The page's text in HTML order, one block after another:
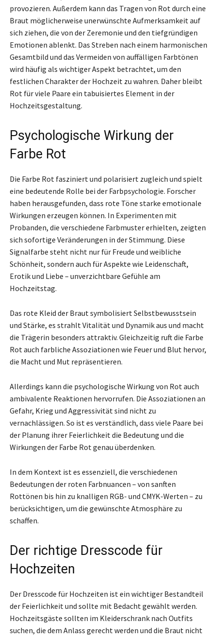
provozieren. Außerdem kann das Tragen von Rot durch eine
Braut möglicherweise unerwünschte Aufmerksamkeit auf
sich ziehen, die von der Zeremonie und den tiefgründigen
Emotionen ablenkt. Das Streben nach einem harmonischen
Gesamtbild und das Vermeiden von auffälligen Farbtönen
wird häufig als wichtiger Aspekt betrachtet, um den
festlichen Charakter der Hochzeit zu wahren. Daher bleibt
Rot für viele Paare ein tabuisiertes Element in der
Hochzeitsgestaltung.
Psychologische Wirkung der
Farbe Rot
Die Farbe Rot fasziniert und polarisiert zugleich und spielt
eine bedeutende Rolle bei der Farbpsychologie. Forscher
haben herausgefunden, dass rote Töne starke emotionale
Wirkungen erzeugen können. In Experimenten mit
Probanden, die verschiedene Farbmuster erhielten, zeigten
sich sofortige Veränderungen in der Stimmung. Diese
Signalfarbe steht nicht nur für Freude und weibliche
Schönheit, sondern auch für Aspekte wie Leidenschaft,
Erotik und Liebe – unverzichtbare Gefühle am
Hochzeitstag.
Das rote Kleid der Braut symbolisiert Selbstbewusstsein
und Stärke, es strahlt Vitalität und Dynamik aus und macht
die Trägerin besonders attraktiv. Gleichzeitig ruft die Farbe
Rot auch farbliche Assoziationen wie Feuer und Blut hervor,
die Macht und Mut repräsentieren.
Allerdings kann die psychologische Wirkung von Rot auch
ambivalente Reaktionen hervorrufen. Die Assoziationen an
Gefahr, Krieg und Aggressivität sind nicht zu
vernachlässigen. So ist es verständlich, dass viele Paare bei
der Planung ihrer Feierlichkeit die Bedeutung und die
Wirkungen der Farbe Rot genau überdenken.
In dem Kontext ist es essenziell, die verschiedenen
Bedeutungen der roten Farbnuancen – von sanften
Rottönen bis hin zu knalligen RGB- und CMYK-Werten – zu
berücksichtigen, um die gewünschte Atmosphäre zu
schaffen.
Der richtige Dresscode für
Hochzeiten
Der Dresscode für Hochzeiten ist ein wichtiger Bestandteil
der Feierlichkeit und sollte mit Bedacht gewählt werden.
Hochzeitsgäste sollten im Kleiderschrank nach Outfits
suchen, die dem Anlass gerecht werden und die Braut nicht